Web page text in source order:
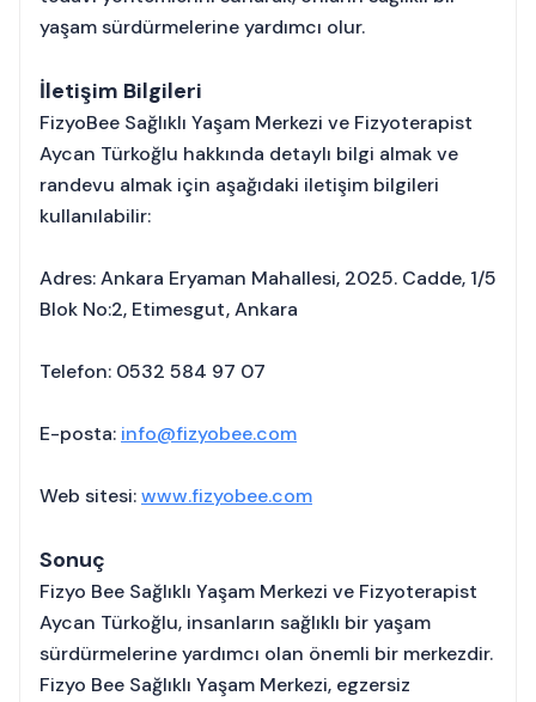
yaşam sürdürmelerine yardımcı olur.
İletişim Bilgileri
FizyoBee Sağlıklı Yaşam Merkezi ve Fizyoterapist
Aycan Türkoğlu hakkında detaylı bilgi almak ve
randevu almak için aşağıdaki iletişim bilgileri
kullanılabilir:
Adres: Ankara Eryaman Mahallesi, 2025. Cadde, 1/5
Blok No:2, Etimesgut, Ankara
Telefon: 0532 584 97 07
E-posta: info@fizyobee.com
Web sitesi:www.fizyobee.com
Sonuç
Fizyo Bee Sağlıklı Yaşam Merkezi ve Fizyoterapist
Aycan Türkoğlu, insanların sağlıklı bir yaşam
sürdürmelerine yardımcı olan önemli bir merkezdir.
Fizyo Bee Sağlıklı Yaşam Merkezi, egzersiz